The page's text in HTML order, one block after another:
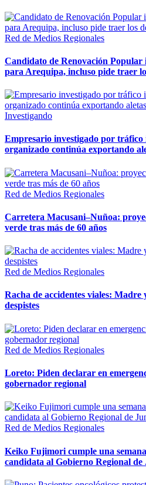
Red de Medios Regionales
Candidato de Renovación Popular
para Arequipa, incluso pide traer
Investigando
Empresario investigado por tráfico
organizado continúa exportando
Red de Medios Regionales
Carretera Macusani–Nuñoa:
verde tras más de 60 años
Red de Medios Regionales
Racha de accidentes viales: Madre
despistes
Red de Medios Regionales
Loreto: Piden declarar en
gobernador regional
Red de Medios Regionales
Keiko Fujimori cumple una
candidata al Gobierno Regional de